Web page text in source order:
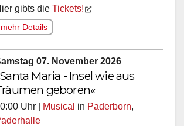
gibts die Tickets!
mehr Details
07. November 2026
Maria - Insel wie aus
geboren«
Uhr | Musical in Paderborn,